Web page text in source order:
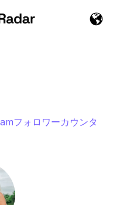
フォロワーカウンタ